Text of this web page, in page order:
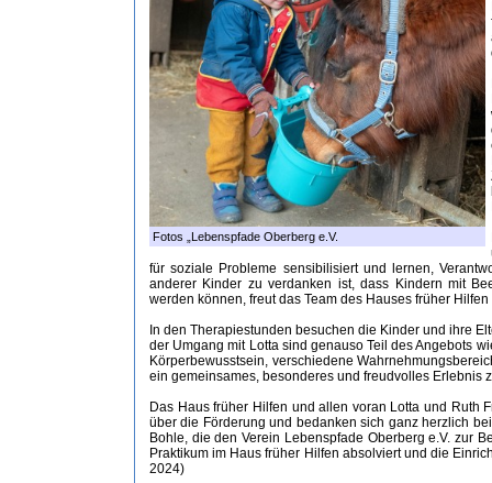
Fotos „Lebenspfade Oberberg e.V.
für soziale Probleme sensibilisiert und lernen,
anderer Kinder zu verdanken ist, dass Kindern mit
werden können, freut das Team des Hauses früher
In den Therapiestunden besuchen die Kinder und ihre
der Umgang mit Lotta sind genauso Teil des Angebots
Körperbewusstsein, verschiedene
ein gemeinsames, besonderes und freudvolles Erlebnis
Das Haus früher Hilfen und allen voran Lotta und Ruth
über die Förderung und bedanken sich ganz herzlich
Bohle, die den Verein Lebenspfade Oberberg e.V. zur
Praktikum im Haus früher Hilfen absolviert und die
2024)